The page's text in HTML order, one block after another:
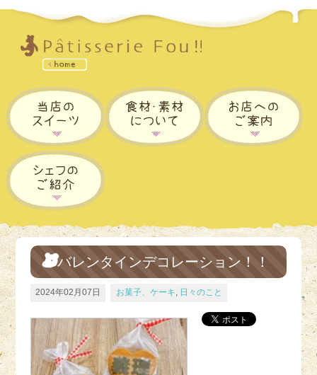
バレンタインデコレーション！！
2024年02月07日 お菓子、ケーキ, 日々のこと